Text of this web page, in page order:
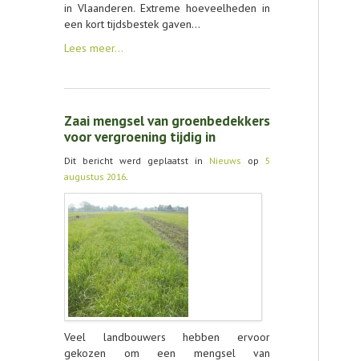
in Vlaanderen. Extreme hoeveelheden in
een kort tijdsbestek gaven…
Lees meer…
Zaai mengsel van groenbedekkers
voor vergroening tijdig in
Dit bericht werd geplaatst in Nieuws op 5
augustus 2016.
Veel landbouwers hebben ervoor
gekozen om een mengsel van